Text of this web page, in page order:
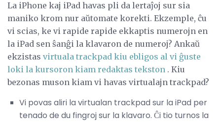
La iPhone kaj iPad havas pli da lertaĵoj sur sia
maniko krom nur aŭtomate korekti. Ekzemple, ĉu
vi scias, ke vi rapide rapide ekkaptis numerojn en
la iPad sen ŝanĝi la klavaron de numeroj? Ankaŭ
ekzistas virtuala trackpad kiu ebligos al vi ĝuste
loki la kursoron kiam redaktas tekston . Kiu
bezonas muson kiam vi havas virtualajn trackpad?
Vi povas aliri la virtualan trackpad sur la iPad per
tenado de du fingroj sur la klavaro. Ĉi tio turnos la